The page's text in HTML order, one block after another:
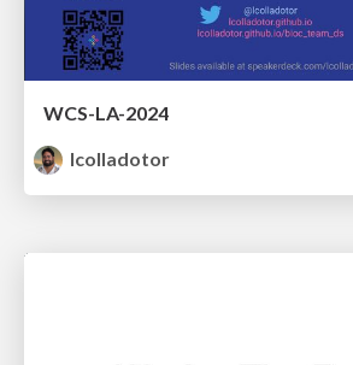
WCS-LA-2024
lcolladotor